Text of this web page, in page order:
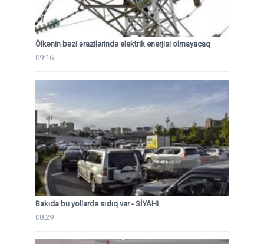
Ölkənin bəzi ərazilərində elektrik enerjisi olmayacaq
09:16
Bakıda bu yollarda sıxlıq var - SİYAHI
08:29